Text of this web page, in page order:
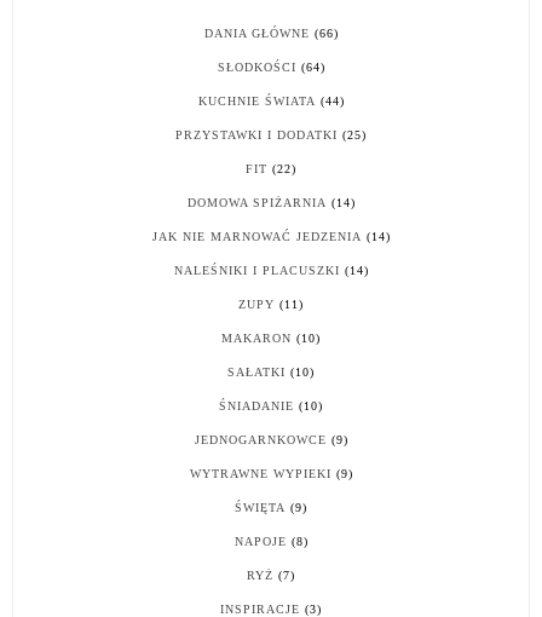
DANIA GŁÓWNE (66)
SŁODKOŚCI (64)
KUCHNIE ŚWIATA (44)
PRZYSTAWKI I DODATKI (25)
FIT (22)
DOMOWA SPIŻARNIA (14)
JAK NIE MARNOWAĆ JEDZENIA (14)
NALEŚNIKI I PLACUSZKI (14)
ZUPY (11)
MAKARON (10)
SAŁATKI (10)
ŚNIADANIE (10)
JEDNOGARNKOWCE (9)
WYTRAWNE WYPIEKI (9)
ŚWIĘTA (9)
NAPOJE (8)
RYŻ (7)
INSPIRACJE (3)